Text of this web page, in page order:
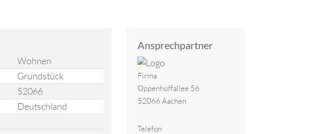
Wohnen
Grundstück
52066
Deutschland
Ansprechpartner
Firma
Oppenhoffallee 56
52066 Aachen
Telefon